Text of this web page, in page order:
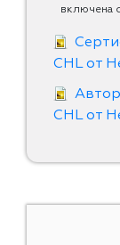
включена
CHL от
CHL от